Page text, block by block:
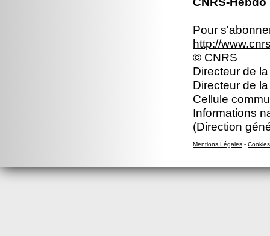
Pour
http://
© CNRS
Directeur de
Directeur de
Cellule
Informations
(Direction
Mentions Légales - Cookies